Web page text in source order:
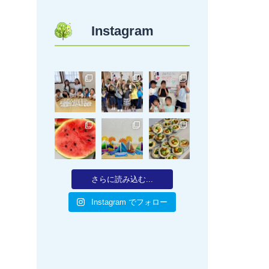
Instagram
さらに読み込む...
Instagram でフォロー